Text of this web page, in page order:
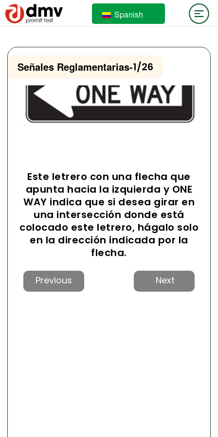
Spanish
Señales Reglamentarias-1/26
Este letrero con una flecha que
apunta hacia la izquierda y ONE
WAY indica que si desea girar en
una intersección donde está
colocado este letrero, hágalo solo
en la dirección indicada por la
flecha.
Anterior